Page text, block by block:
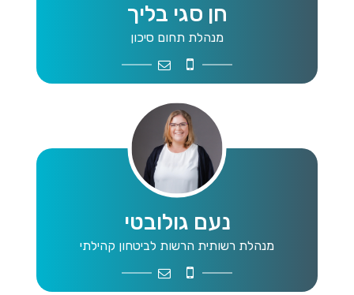
חן סגי בליך
מנהלת תחום סיכון
chensagi289@gmail.com
נעם גולובטי
מנהלת רשותית הרשות לביטחון קהילתי
0549732663
harashutbk@mta.org.il